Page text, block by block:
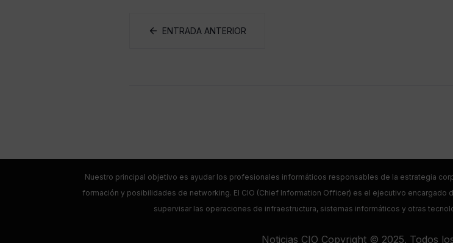
ENTRADA ANTERIOR
Nuestro principal objetivo es ayudar los profesionales informáticos responsables de la estrategia
formación y posibilidades de networking. El CIO (Chief Information Officer) es el ejecutivo
supervisar las operaciones de infraestructura, sistemas informáticos y otras
Noticias CIO Copyright © 2025. Todos